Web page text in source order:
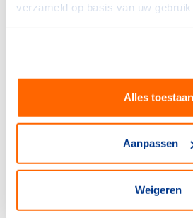
verzameld op basis van uw
Alles toestaan
Aanpassen
Weigeren
Asiel- en
Tijdens deze cursus krijg je
nieuwe EU-regelingen,
uitvoeringsregelingen en
verhouden tot het huidige